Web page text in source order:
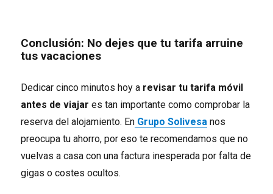
Conclusión: No dejes que tu tarifa arruine
tus vacaciones
Dedicar cinco minutos hoy a revisar tu tarifa móvil
antes de viajar es tan importante como comprobar la
reserva del alojamiento. En Grupo Solivesa nos
preocupa tu ahorro, por eso te recomendamos que no
vuelvas a casa con una factura inesperada por falta de
gigas o costes ocultos.